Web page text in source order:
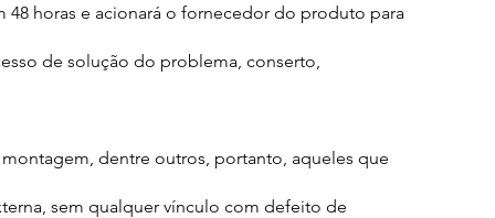
48 horas e acionará o fornecedor do produto para
de solução do problema, conserto,
dentre outros, portanto, aqueles que
sem qualquer vínculo com defeito de